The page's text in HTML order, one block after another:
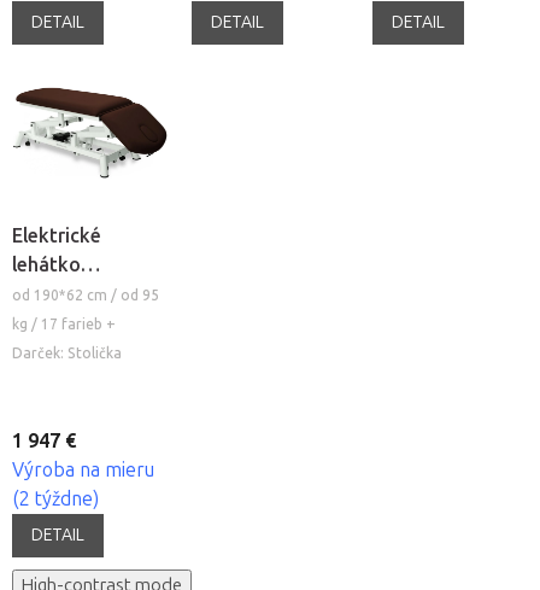
DETAIL DETAIL DETAIL
Elektrické
lehátko
Mobercas CE-
2120-AR
od 190*62 cm / od 95
kg / 17 farieb +
Darček: Stolička
1 947 €
Výroba na mieru
(2 týždne)
DETAIL
High-contrast mode